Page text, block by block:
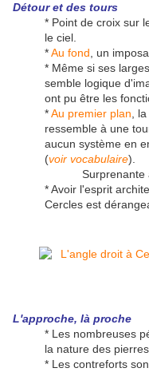
Détour et des tours
* Point de croix sur
le ciel.
*Au fond , un
* Même si ses
semble logique
ont pu être les
*Au premier plan ,
ressemble à une
aucun système en
(voir vocabulaire).
Surprenante
* Avoir l'esprit
Cercles est
L'approche, là proche
* Les nombreuses
la nature des pierres.
* Les contreforts